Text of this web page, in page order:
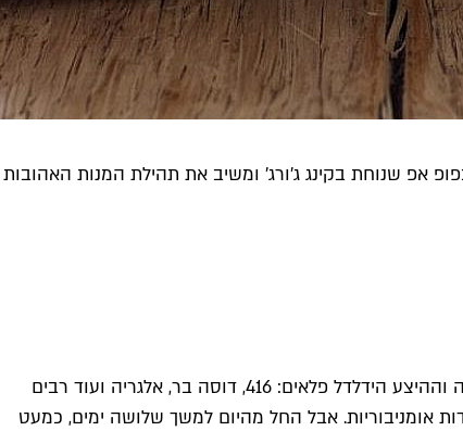
חוזרת לימיה הטובים בפופ אפ שנוחת בקינג ג'ורג' ומשיב את תהילת המנות האהובות
באמצע העשור הקודם, כשתל אביב נבחרה לבירת הטבעונות העולמית, פעלו בה עשרות בתי קפה ומסעדות טבעוניים. מאז הכל השתנה וההיצע הידלדל פלאים: 416, דוסה בר, אלגריה ועוד רבים
אומניבוריות. אבל החל מהיום למשך שלושה ימים, כמעט